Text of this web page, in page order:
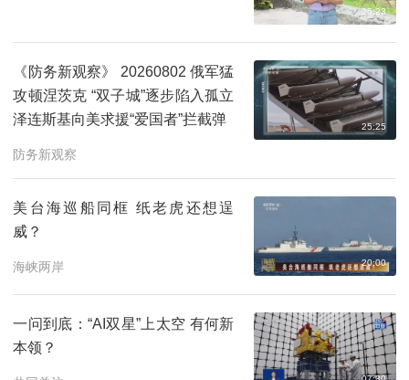
25:23
《防务新观察》 20260802 俄军猛
攻顿涅茨克 “双子城”逐步陷入孤立
泽连斯基向美求援“爱国者”拦截弹
防务新观察
25:25
美台海巡船同框 纸老虎还想逞
威？
海峡两岸 20:00
一问到底：“AI双星”上太空 有何新
本领？